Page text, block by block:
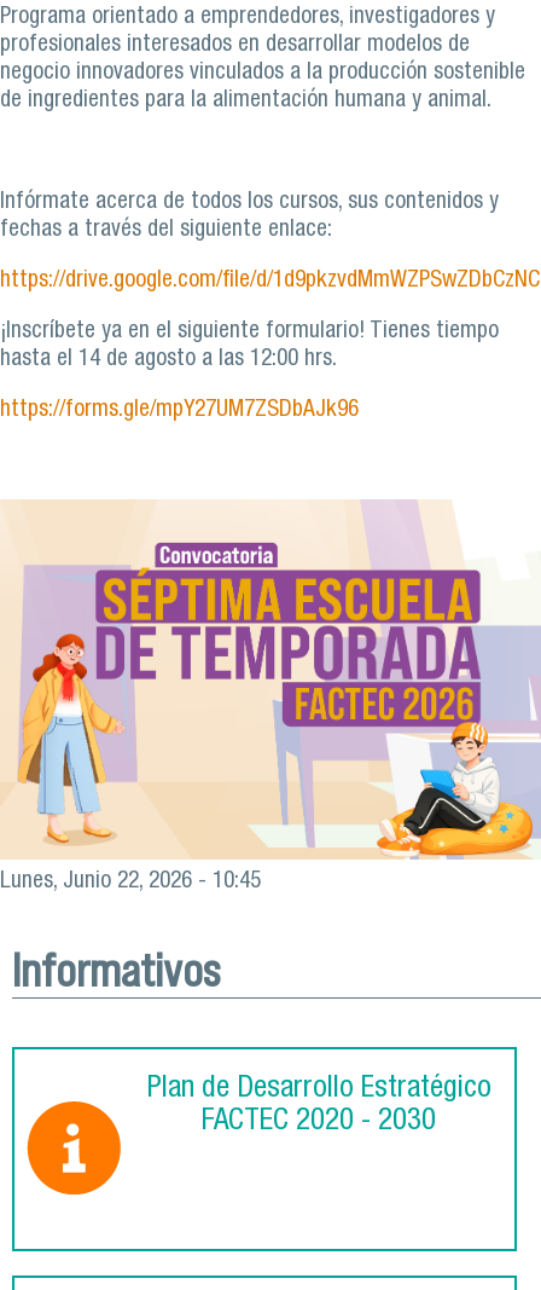
Programa orientado a emprendedores, investigadores y
profesionales interesados en desarrollar modelos de
negocio innovadores vinculados a la producción sostenible
de ingredientes para la alimentación humana y animal.
Infórmate acerca de todos los cursos, sus contenidos y
fechas a través del siguiente enlace:
https://drive.google.com/file/d/
¡Inscríbete ya en el siguiente formulario! Tienes tiempo
hasta el 14 de agosto a las 12:00 hrs.
https://forms.gle/mpY27UM7ZSDbAJk96
Lunes, Junio 22, 2026 - 10:45
Informativos
Plan de Desarrollo Estratégico
FACTEC 2020 - 2030